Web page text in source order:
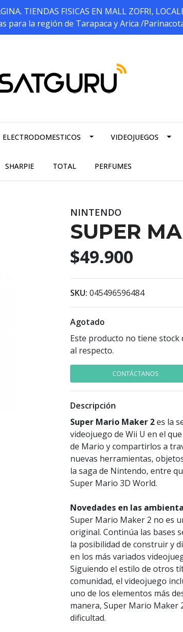
TIENDAS FISICAS EN MALL ZOFRI,
para la región de Tarapaca y Arica /
ELECTRODOMESTICOS VIDEOJUEGOS
SHARPIE TOTAL PERFUMES
NINTENDO
SUPER
$49.900
SKU: 045496596484
Agotado
Este producto no tiene
al respecto.
CONTÁCTANOS
Descripción
Super Mario Maker 2es la
videojuego de Wii U en el
de Mario y compartirlos a
nuevas herramientas,
la saga de Nintendo, entre
Super Mario 3D World.
Novedades en las
Super Mario Maker 2 no es
original. Continúa las bases
la posibilidad de construir y
en los más variados
Siguiendo el estilo de otros
comunidad, el videojuego
uno de los elementos más
manera, Super Mario Maker
dificultad.